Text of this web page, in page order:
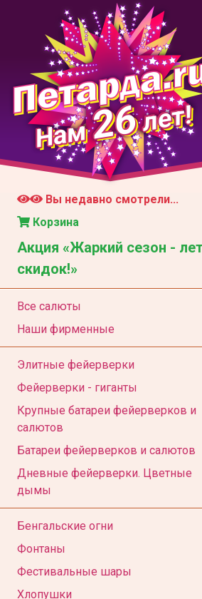
Нам26лет!
Вы недавно смотрели...
Корзина
Акция «Жаркий сезон -
скидок!»
Все салюты
Наши фирменные
Элитные фейерверки
Фейерверки - гиганты
Крупные батареи фейерверков и
салютов
Батареи фейерверков и салютов
Дневные фейерверки. Цветные
дымы
Бенгальские огни
Фонтаны
Фестивальные шары
Хлопушки